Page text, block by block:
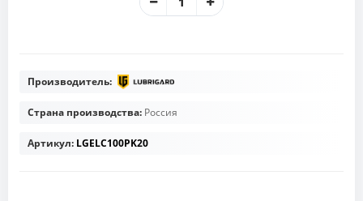
Производитель:
Страна производства: Россия
Артикул: LGELC100PK20